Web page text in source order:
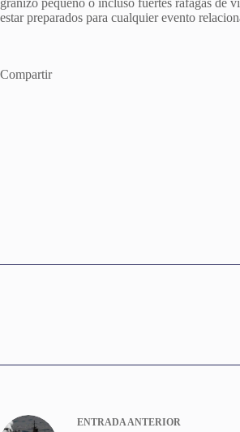
granizo pequeño o incluso fuertes ráfagas de
estar preparados para cualquier evento
Compartir
ENTRADAANTERIOR